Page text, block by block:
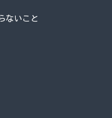
ないこと